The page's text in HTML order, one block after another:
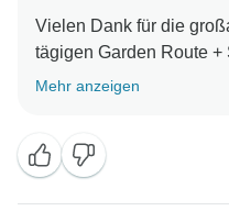
Vielen Dank für die
tägigen Garden Route +
dass Sie eine tolle Zeit
dass die Cango-Höhlen
Sie die Highlights
hoffen, dass wir Sie für
Mehr anzeigen